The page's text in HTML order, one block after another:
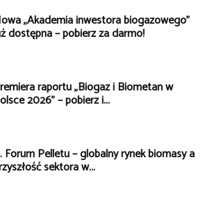
„Akademia inwestora biogazowego”
dostępna – pobierz za darmo!
raportu „Biogaz i Biometan w
2026” – pobierz i...
Forum Pelletu – globalny rynek biomasy a
sektora w...